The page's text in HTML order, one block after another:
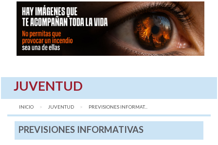
JUVENTUD
INICIO JUVENTUD AQUÍ:
PREVISIONES INFORMAT...
PREVISIONES INFORMATIVAS